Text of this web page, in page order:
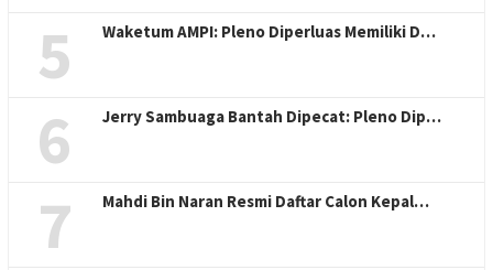
5 Waketum AMPI: Pleno Diperluas Memiliki D…
6 Jerry Sambuaga Bantah Dipecat: Pleno Dip…
7 Mahdi Bin Naran Resmi Daftar Calon Kepal…